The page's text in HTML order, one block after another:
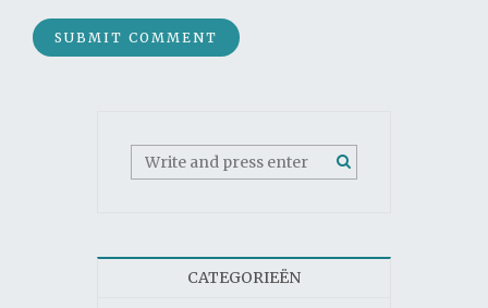
CATEGORIEËN